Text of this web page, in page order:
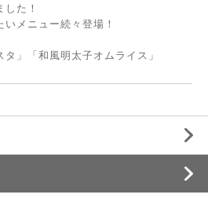
た！
メニュー続々登場！
タ」「和風明太子オムライス」